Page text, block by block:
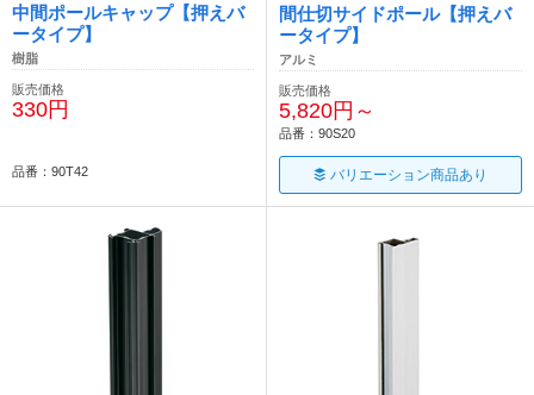
中間ポールキャップ【押えバ
ータイプ】
樹脂
販売価格
330円
品番：90T42
間仕切サイドポール【押えバ
ータイプ】
アルミ
販売価格
5,820円～
品番：90S20
バリエーション商品あり